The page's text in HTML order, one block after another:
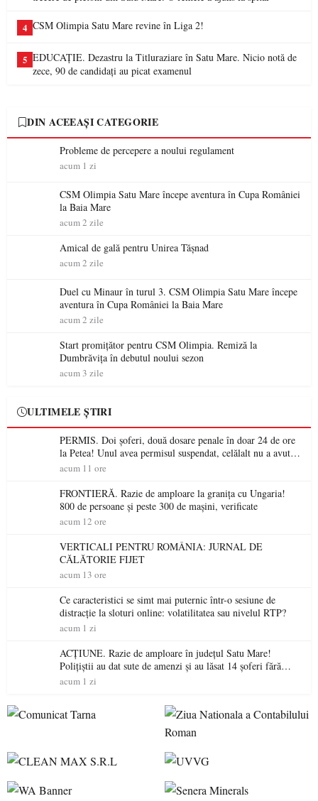
4 CSM Olimpia Satu Mare revine în Liga 2!
5 EDUCAȚIE. Dezastru la Titluraziare în Satu Mare. Nicio notă de
zece, 90 de candidați au picat examenul
DIN ACEEAȘI CATEGORIE
Probleme de percepere a noului regulament
acum 1 zi
CSM Olimpia Satu Mare începe aventura în Cupa României
la Baia Mare
acum 2 zile
Amical de gală pentru Unirea Tășnad
acum 2 zile
Duel cu Minaur în turul 3. CSM Olimpia Satu Mare începe
aventura în Cupa României la Baia Mare
acum 2 zile
Start promițător pentru CSM Olimpia. Remiză la
Dumbrăvița în debutul noului sezon
acum 3 zile
ULTIMELE ȘTIRI
PERMIS. Doi șoferi, două dosare penale în doar 24 de ore
la Petea! Unul avea permisul suspendat, celălalt nu a avut
niciodată permis
acum 11 ore
FRONTIERĂ. Razie de amploare la granița cu Ungaria!
800 de persoane și peste 300 de mașini, verificate
acum 12 ore
VERTICALI PENTRU ROMÂNIA: JURNAL DE
CĂLĂTORIE FIJET
acum 13 ore
Ce caracteristici se simt mai puternic într-o sesiune de
distracție la sloturi online: volatilitatea sau nivelul RTP?
acum 1 zi
ACȚIUNE. Razie de amploare în județul Satu Mare!
Polițiștii au dat sute de amenzi și au lăsat 14 șoferi fără
permis într-o singură zi
acum 1 zi